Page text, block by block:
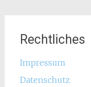
Rechtliches
Impressum
Datenschutz